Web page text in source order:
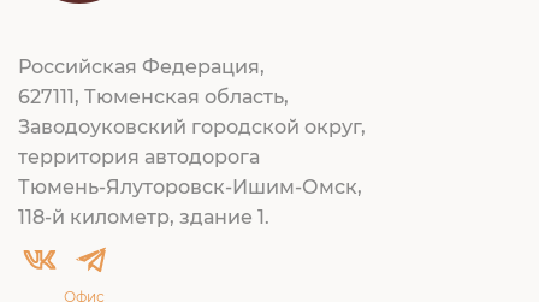
Российская Федерация,
627111, Тюменская область,
Заводоуковский городской округ,
территория автодорога
Тюмень-Ялуторовск-Ишим-Омск,
118-й километр, здание 1.
Офис